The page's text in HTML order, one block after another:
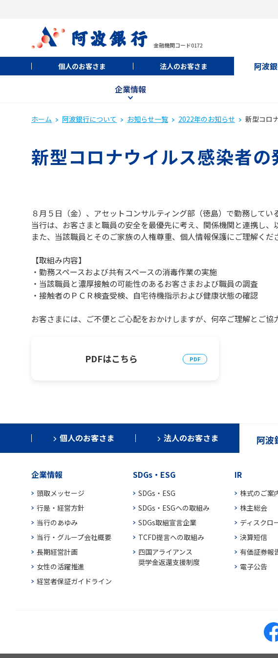
金融機関コード0172
個人のお客さま 法人のお客さま 阿波
企業情報
ホーム 阿波銀行について お知らせ一覧 2022年のお知らせ 新型コロ
新型コロナウイルス感染者の
８月５日（金）、アセットコンサルティング部（徳島）で勤務して
当行は、お客さまと職員の安全を最優先に考え、関係機関と連携し、
また、当該職員とそのご家族の人権尊重、個人情報保護にご理解くだ
【取組み内容】
・勤務スペースおよび共有スペースの消毒作業の実施
・当該職員と濃厚接触の可能性のあるお客さまおよび職員の調査
・接触者のＰＣＲ検査受検、自宅待機指示および健康状態の確認
お客さまには、ご不便とご心配をおかけしますが、何卒ご理解とご協
PDFはこちら
個人のお客さま 法人のお客さま 阿波
企業情報
頭取メッセージ
行是・経営方針
当行のあゆみ
当行・グループ会社概要
長期経営計画
女性の活躍推進
経営者保証ガイドライン
SDGs・ESG
SDGs・ESG
SDGs・ESGへの取組み
SDGs取組宣言企業
TCFD提言への取組み
四国アライアンス
奨学金返還支援制度
IR
株式のご案
株主総会
ディスクロ
決算短信
有価証券報
電子公告